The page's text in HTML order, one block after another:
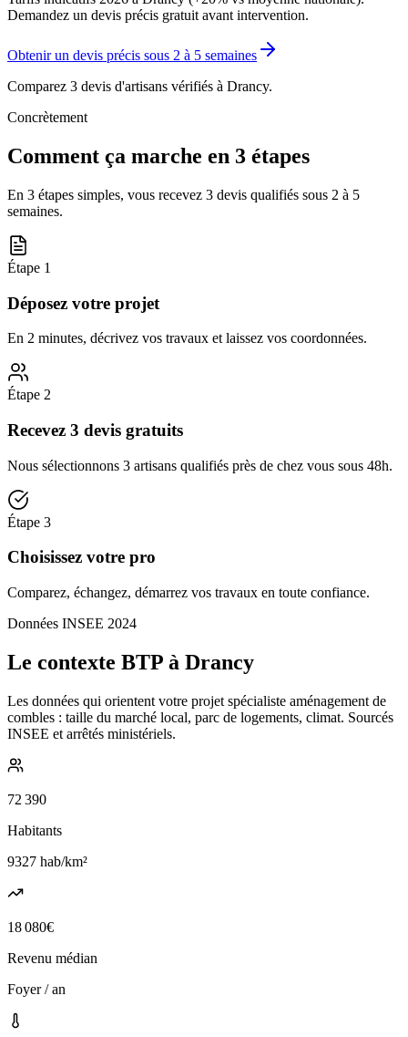
Demandez un devis précis gratuit avant intervention.
Obtenir un devis précis sous 2 à 5 semaines
Comparez 3 devis d'artisans vérifiés à Drancy.
Concrètement
Comment ça marche en 3 étapes
En 3 étapes simples, vous recevez 3 devis qualifiés sous 2 à 5
semaines.
Étape 1
Déposez votre projet
En 2 minutes, décrivez vos travaux et laissez vos coordonnées.
Étape 2
Recevez 3 devis gratuits
Nous sélectionnons 3 artisans qualifiés près de chez vous sous 48h.
Étape 3
Choisissez votre pro
Comparez, échangez, démarrez vos travaux en toute confiance.
Données INSEE 2024
Le contexte BTP à Drancy
Les données qui orientent votre projet spécialiste aménagement de
combles : taille du marché local, parc de logements, climat. Sourcés
INSEE et arrêtés ministériels.
72 390
Habitants
9327 hab/km²
18 080€
Revenu médian
Foyer / an